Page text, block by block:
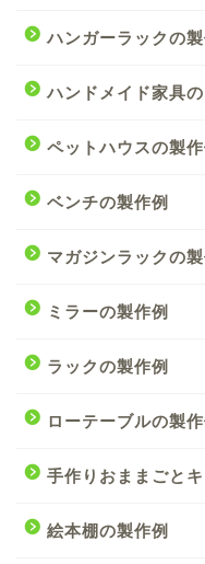
ハンガーラックの製
ハンドメイド家具の
ペットハウスの製作
ベンチの製作例
マガジンラックの製
ミラーの製作例
ラックの製作例
ローテーブルの製作
手作りおままごと
絵本棚の製作例